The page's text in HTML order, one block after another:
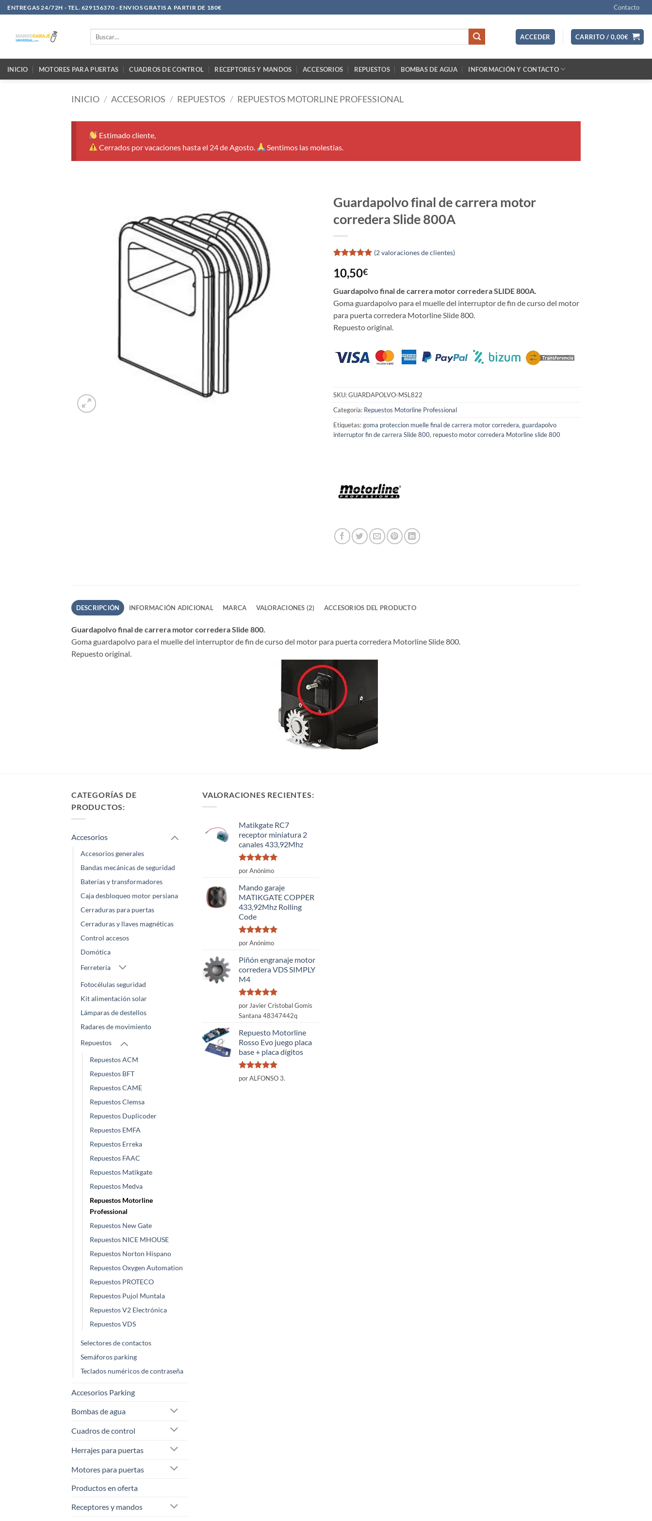
Saltar
al
ENTREGAS 24/72H - TEL. 629156370 - ENVIOS GRATIS A PARTIR DE 180€ Contacto
ACCEDER CARRITO / 0,00€
INICIO MOTORES PARA PUERTAS CUADROS DE CONTROL RECEPTORES Y MANDOS ACCESORIOS REPUESTOS BOMBAS DE AGUA INFORMACIÓN Y CONTACTO
INICIO / ACCESORIOS / REPUESTOS / REPUESTOS MOTORLINE PROFESSIONAL
Estimado cliente,
Cerrados por vacaciones hasta el 24 de Agosto.
Sentimos las molestias.
Guardapolvo final de carrera motor
corredera Slide 800A
con 5de 5
en base a
valoraciones
de clientes
(2valoraciones de clientes)
10,50€
Guardapolvo final de carrera motor corredera SLIDE 800A.
Goma guardapolvo para el muelle del interruptor de fin de curso del motor
para puerta corredera Motorline Slide 800.
Repuesto original.
SKU:GUARDAPOLVO-MSL822
Categoría: Repuestos Motorline Professional
Etiquetas:goma proteccion muelle final de carrera motor corredera, guardapolvo
interruptor fin de carrera Slide 800, repuesto motor corredera Motorline slide 800
DESCRIPCIÓN INFORMACIÓN ADICIONAL MARCA VALORACIONES (2) ACCESORIOS DEL PRODUCTO
Guardapolvo final de carrera motor corredera Slide 800.
Goma guardapolvo para el muelle del interruptor de fin de curso del motor para puerta corredera Motorline Slide 800.
Repuesto original.
CATEGORÍAS DE
PRODUCTOS:
Accesorios
Accesorios generales
Bandas mecánicas de seguridad
Baterías y transformadores
Caja desbloqueo motor persiana
Cerraduras para puertas
Cerraduras y llaves magnéticas
Control accesos
Domótica
Ferretería
Fotocélulas seguridad
Kit alimentación solar
Lámparas de destellos
Radares de movimiento
Repuestos
Repuestos ACM
Repuestos BFT
Repuestos CAME
Repuestos Clemsa
Repuestos Duplicoder
Repuestos EMFA
Repuestos Erreka
Repuestos FAAC
Repuestos Matikgate
Repuestos Medva
Repuestos Motorline
Professional
Repuestos New Gate
Repuestos NICE MHOUSE
Repuestos Norton Hispano
Repuestos Oxygen Automation
Repuestos PROTECO
Repuestos Pujol Muntala
Repuestos V2 Electrónica
Repuestos VDS
Selectores de contactos
Semáforos parking
Teclados numéricos de contraseña
Accesorios Parking
Bombas de agua
Cuadros de control
Herrajes para puertas
Motores para puertas
Productos en oferta
Receptores y mandos
VALORACIONES RECIENTES:
Matikgate RC7
receptor miniatura 2
canales 433,92Mhz
Valorado
con
por Anónimo
Mando garaje
MATIKGATE COPPER
433,92Mhz Rolling
Code
Valorado
con
por Anónimo
Piñón engranaje motor
corredera VDS SIMPLY
M4
Valorado
con
por Javier Cristobal Gomis
Santana 48347442q
Repuesto Motorline
Rosso Evo juego placa
base + placa dígitos
Valorado
con
por ALFONSO 3.